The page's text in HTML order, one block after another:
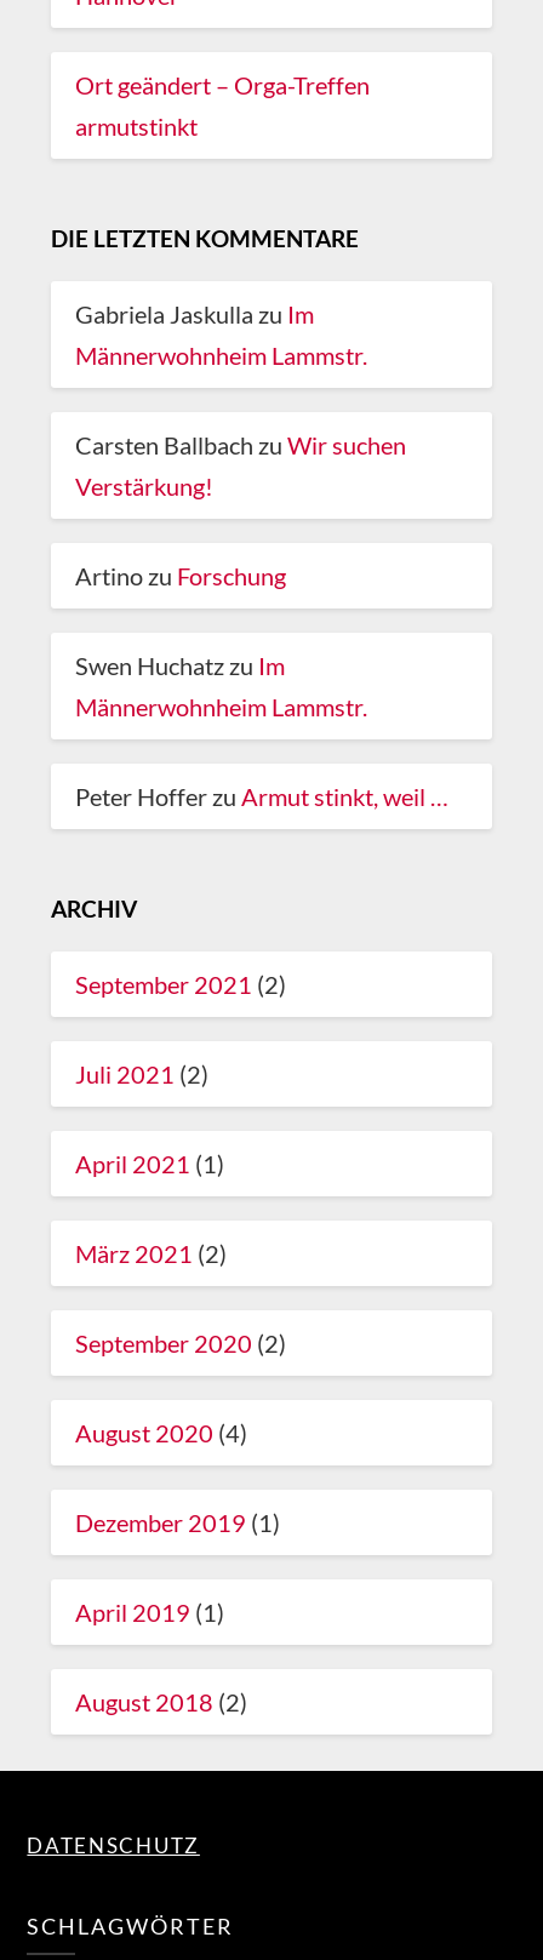
Ort geändert – Orga-Treffen
armutstinkt
DIE LETZTEN KOMMENTARE
Gabriela Jaskulla zu Im
Männerwohnheim Lammstr.
Carsten Ballbach zuWir suchen
Verstärkung!
Artino zu Forschung
Swen Huchatz zu Im
Männerwohnheim Lammstr.
Peter Hoffer zuArmut stinkt, weil …
ARCHIV
September 2021 (2)
Juli 2021 (2)
April 2021 (1)
März 2021 (2)
September 2020 (2)
August 2020 (4)
Dezember 2019 (1)
April 2019 (1)
August 2018 (2)
DATENSCHUTZ
SCHLAGWÖRTER